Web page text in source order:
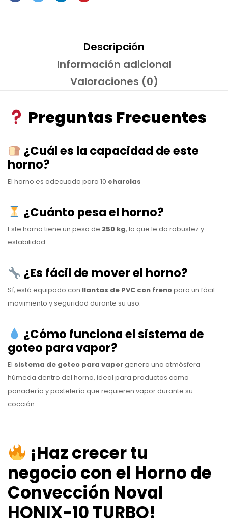
Descripción
Información adicional
Valoraciones (0)
Preguntas Frecuentes
¿Cuál es la capacidad de este
horno?
El horno es adecuado para 10 charolas
¿Cuánto pesa el horno?
Este horno tiene un peso de 250 kg, lo que le da robustez y
estabilidad.
¿Es fácil de mover el horno?
Sí, está equipado con llantas de PVC con frenopara un fácil
movimiento y seguridad durante su uso.
¿Cómo funciona el sistema de
goteo para vapor?
El sistema de goteo para vaporgenera una atmósfera
húmeda dentro del horno, ideal para productos como
panadería y pastelería que requieren vapor durante su
cocción.
¡Haz crecer tu
negocio con el Horno de
Convección Noval
HONIX-10 TURBO!